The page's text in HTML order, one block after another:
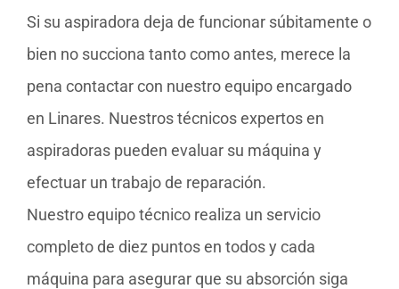
Si su aspiradora deja de funcionar súbitamente o
bien no succiona tanto como antes, merece la
pena contactar con nuestro equipo encargado
en Linares. Nuestros técnicos expertos en
aspiradoras pueden evaluar su máquina y
efectuar un trabajo de reparación.
Nuestro equipo técnico realiza un servicio
completo de diez puntos en todos y cada
máquina para asegurar que su absorción siga